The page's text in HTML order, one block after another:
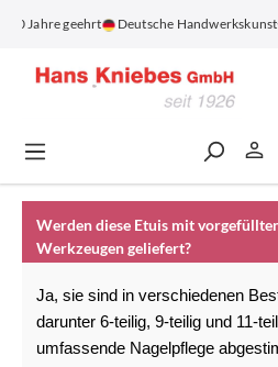
springen
Jahre geehrt Deutsche Handwerkskunst
Werden diese Etuis mit
Werkzeugen geliefert?
Ja, sie sind in verschiedenen
darunter 6-teilig, 9-teilig und 11-
umfassende Nagelpflege